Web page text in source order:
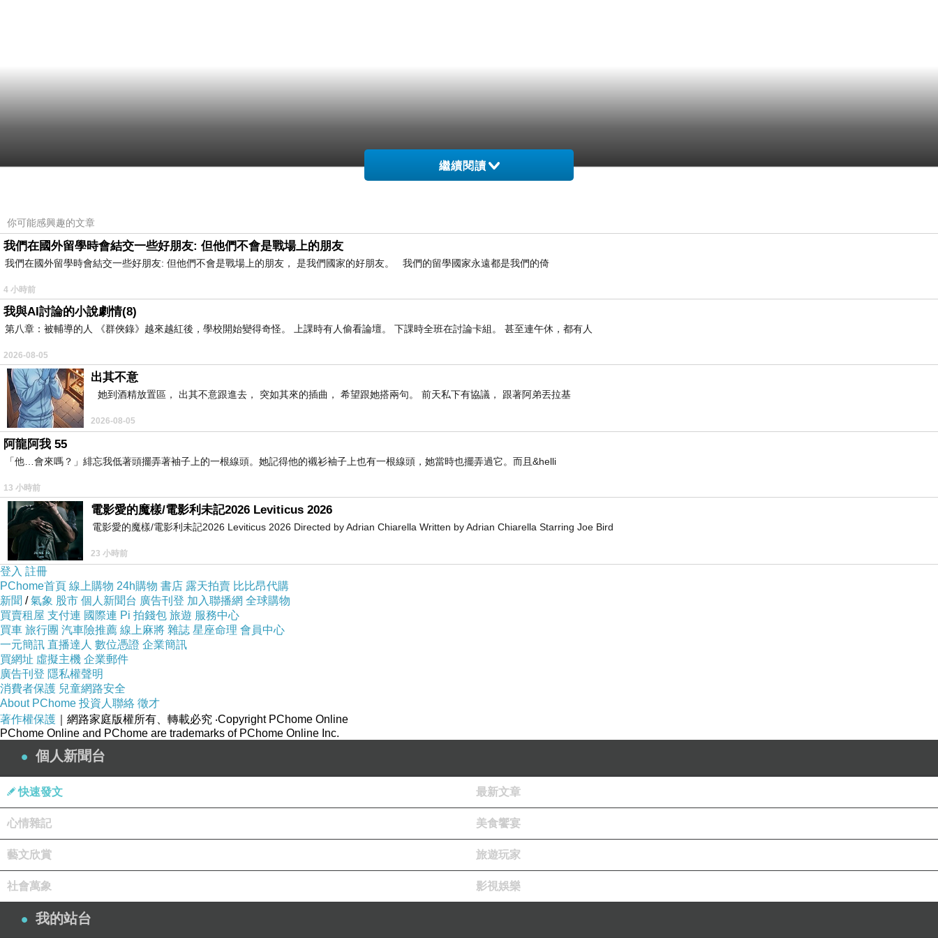
繼續閱讀
你可能感興趣的文章
我們在國外留學時會結交一些好朋友: 但他們不會是戰場上的朋友
我們在國外留學時會結交一些好朋友: 但他們不會是戰場上的朋友， 是我們國家的好朋友。 我們的留學國家永遠都是我們的倚
4 小時前
我與AI討論的小說劇情(8)
第八章：被輔導的人 《群俠錄》越來越紅後，學校開始變得奇怪。 上課時有人偷看論壇。 下課時全班在討論卡組。 甚至連午休，都有人
2026-08-05
出其不意
她到酒精放置區， 出其不意跟進去， 突如其來的插曲， 希望跟她搭兩句。 前天私下有協議， 跟著阿弟丟拉基
2026-08-05
阿龍阿我 55
「他…會來嗎？」緋忘我低著頭擺弄著袖子上的一根線頭。她記得他的襯衫袖子上也有一根線頭，她當時也擺弄過它。而且&helli
13 小時前
電影愛的魔樣/電影利未記2026 Leviticus 2026
電影愛的魔樣/電影利未記2026 Leviticus 2026 Directed by Adrian Chiarella Written by Adrian Chiarella Starring Joe Bird
23 小時前
登入 註冊
PChome首頁 線上購物 24h購物 書店 露天拍賣 比比昂代購
新聞 /氣象 股市 個人新聞台 廣告刊登 加入聯播網 全球購物
買賣租屋 支付連 國際連 Pi 拍錢包 旅遊 服務中心
買車 旅行團 汽車險推薦 線上麻將 雜誌 星座命理 會員中心
一元簡訊 直播達人 數位憑證 企業簡訊
買網址 虛擬主機 企業郵件
廣告刊登 隱私權聲明
消費者保護 兒童網路安全
About PChome 投資人聯絡 徵才
著作權保護 ｜網路家庭版權所有、轉載必究 ‧Copyright PChome Online
PChome Online and PChome are trademarks of PChome Online Inc.
個人新聞台
快速發文 最新文章
心情雜記 美食饗宴
藝文欣賞 旅遊玩家
社會萬象 影視娛樂
我的站台